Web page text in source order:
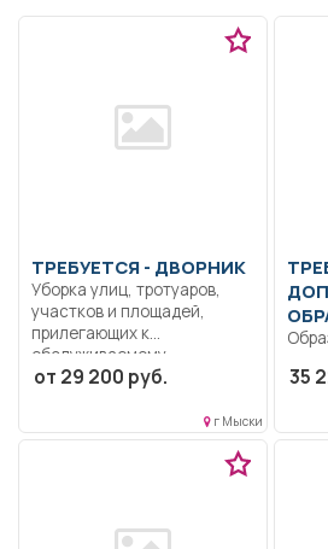
ТРЕБУЕТСЯ - ДВОРНИК
Уборка улиц, тротуаров,
участков и площадей,
прилегающих к
обслуживаемому...
от 29 200 руб.
г Мыски
35